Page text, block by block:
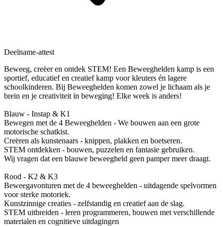
Deelname-attest
Beweeg, creëer en ontdek STEM! Een Beweeghelden kamp is een
sportief, educatief en creatief kamp voor kleuters én lagere
schoolkinderen. Bij Beweeghelden komen zowel je lichaam als je
brein en je creativiteit in beweging! Elke week is anders!
Blauw - Instap & K1
Bewegen met de 4 Beweeghelden - We bouwen aan een grote
motorische schatkist.
Creëren als kunstenaars - knippen, plakken en boetseren.
STEM ontdekken - bouwen, puzzelen en fantasie gebruiken.
Wij vragen dat een blauwe beweegheld geen pamper meer draagt.
Rood - K2 & K3
Beweegavonturen met de 4 beweeghelden - uitdagende spelvormen
voor sterke motoriek.
Kunstzinnige creaties - zelfstandig en creatief aan de slag.
STEM uitbreiden - leren programmeren, bouwen met verschillende
materialen en cognitieve uitdagingen